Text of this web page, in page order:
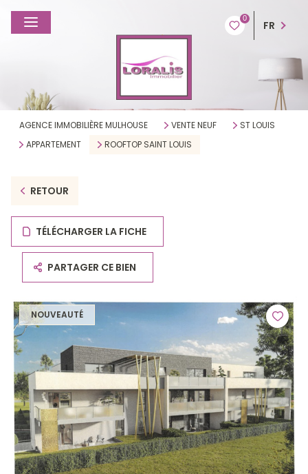
0
FR
AGENCE IMMOBILIÈRE MULHOUSE VENTE NEUF
ST LOUIS
APPARTEMENT
ROOFTOP SAINT LOUIS
RETOUR
TÉLÉCHARGER LA FICHE
PARTAGER CE BIEN
NOUVEAUTÉ